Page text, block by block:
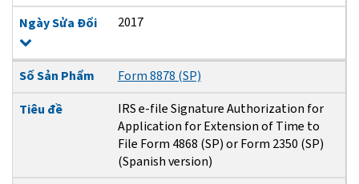
Ngày Sửa Đổi
2017
Số Sản Phẩm
Form 8878 (SP)
Tiêu đề
IRS e-file Signature Authorization for
Application for Extension of Time to
File Form 4868 (SP) or Form 2350 (SP)
(Spanish version)